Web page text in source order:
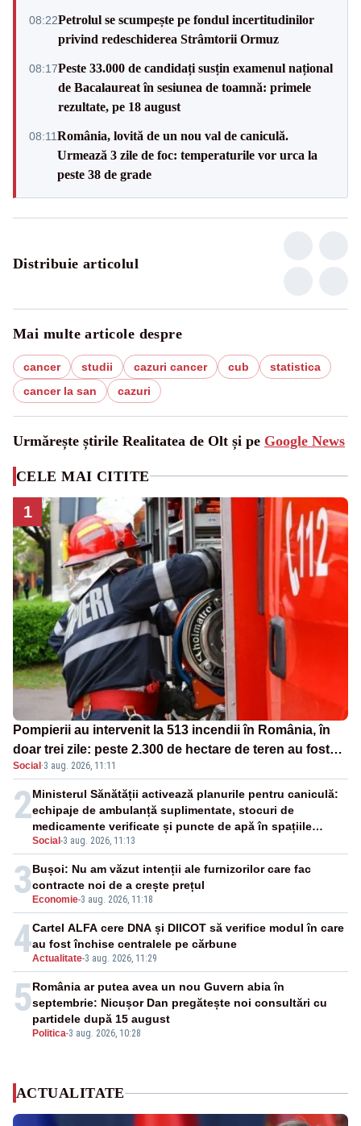
08:22Petrolul se scumpește pe fondul incertitudinilor
privind redeschiderea Strâmtorii Ormuz
08:17Peste 33.000 de candidați susțin examenul național
de Bacalaureat în sesiunea de toamnă: primele
rezultate, pe 18 august
08:11România, lovită de un nou val de caniculă.
Urmează 3 zile de foc: temperaturile vor urca la
peste 38 de grade
Distribuie articolul
Mai multe articole despre
cancer studii cazuri cancer cub
statistica
cancer la san
cazuri
Urmărește știrile Realitatea de Olt și pe Google News
CELE MAI CITITE
1
Pompierii au intervenit la 513 incendii în România, în
doar trei zile: peste 2.300 de hectare de teren au fost
afectate
Social ·3 aug. 2026, 11:11
2
Social -3 aug. 2026, 11:13
Ministerul Sănătății activează planurile pentru caniculă:
echipaje de ambulanță suplimentate, stocuri de
medicamente verificate și puncte de apă în spațiile
publice
3 Economie-3 aug. 2026, 11:18
Bușoi: Nu am văzut intenții ale furnizorilor care fac
contracte noi de a crește prețul
4Actualitate-3 aug. 2026, 11:29
Cartel ALFA cere DNA și DIICOT să verifice modul în care
au fost închise centralele pe cărbune
5
Politica-3 aug. 2026, 10:28
România ar putea avea un nou Guvern abia în
septembrie: Nicușor Dan pregătește noi consultări cu
partidele după 15 august
ACTUALITATE